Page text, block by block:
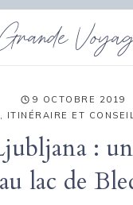
9 OCTOBRE 2019
, ITINÉRAIRE ET
:
au lac de